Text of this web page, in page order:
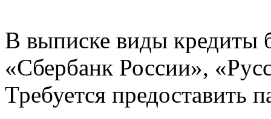
В выписке виды кредиты
«Сбербанк России»,
Требуется предоставить